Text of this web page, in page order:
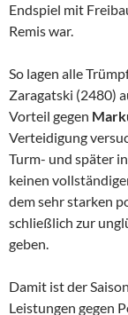
Endspiel mit
Remis war.
So lagen alle
Zaragatski (2480)
Vorteil gegen
Verteidigung
Turm- und später
keinen
dem sehr starken
schließlich zur
geben.
Damit ist der
Leistungen gegen